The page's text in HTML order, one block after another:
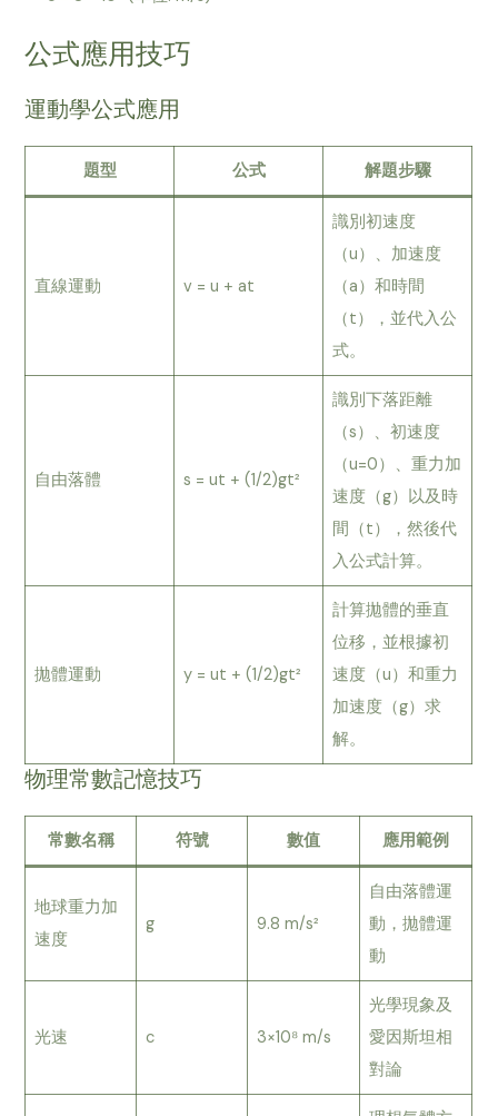
公式應用技巧
運動學公式應用
題型 公式 解題步驟
直線運動 v = u + at
識別初速度
（u）、加速度
（a）和時間
（t），並代入公
式。
自由落體 s = ut + (1/2)gt²
識別下落距離
（s）、初速度
（u=0）、重力加
速度（g）以及時
間（t），然後代
入公式計算。
拋體運動 y = ut + (1/2)gt²
計算拋體的垂直
位移，並根據初
速度（u）和重力
加速度（g）求
解。
物理常數記憶技巧
常數名稱 符號 數值 應用範例
地球重力加
速度
g 9.8 m/s²
自由落體運
動，拋體運
動
光速 c 3×10⁸ m/s
光學現象及
愛因斯坦相
對論